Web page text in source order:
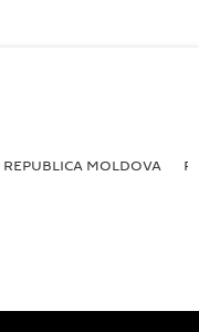
REPUBLICA MOLDOVA